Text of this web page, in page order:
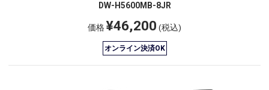
DW-H5600MB-8JR
価格¥46,200 (税込)
オンライン決済OK